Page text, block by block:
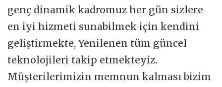
genç dinamik kadromuz her gün sizlere
en iyi hizmeti sunabilmek için kendini
geliştirmekte, Yenilenen tüm güncel
teknolojileri takip etmekteyiz.
Müşterilerimizin memnun kalması bizim